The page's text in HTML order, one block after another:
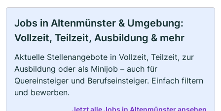
Jobs in Altenmünster & Umgebung:
Vollzeit, Teilzeit, Ausbildung & mehr
Aktuelle Stellenangebote in Vollzeit, Teilzeit, zur
Ausbildung oder als Minijob – auch für
Quereinsteiger und Berufseinsteiger. Einfach filtern
und bewerben.